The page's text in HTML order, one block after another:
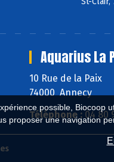
possible, Biocoop
proposer une navigation
Aquarius La
10 Rue de la Paix
74000 Annecy
Téléphone : 04 80